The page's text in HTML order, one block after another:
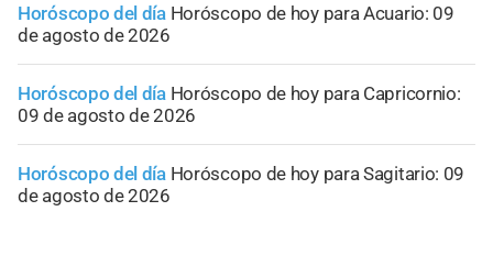
Horóscopo del día Horóscopo de hoy para Acuario: 09
de agosto de 2026
Horóscopo del día Horóscopo de hoy para Capricornio:
09 de agosto de 2026
Horóscopo del día Horóscopo de hoy para Sagitario: 09
de agosto de 2026